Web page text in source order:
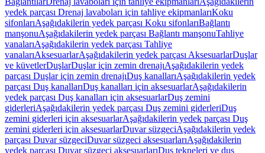
yedek parçası Drenaj lavaboları için tahliye ekipmanlarıKoku
sifonlarıAşağıdakilerin yedek parçası Koku sifonlarıBağlantı
manşonuAşağıdakilerin yedek parçası Bağlantı manşonuTahliye
vanalarıAşağıdakilerin yedek parçası Tahliye
vanalarıAksesuarlarAşağıdakilerin yedek parçası AksesuarlarDuşlar
ve küvetlerDuşlarDuşlar için zemin drenajıAşağıdakilerin yedek
parçası Duşlar için zemin drenajıDuş kanallarıAşağıdakilerin yedek
parçası Duş kanallarıDuş kanalları için aksesuarlarAşağıdakilerin
yedek parçası Duş kanalları için aksesuarlarDuş zemini
giderleriAşağıdakilerin yedek parçası Duş zemini giderleriDuş
zemini giderleri için aksesuarlarAşağıdakilerin yedek parçası Duş
zemini giderleri için aksesuarlarDuvar süzgeciAşağıdakilerin yedek
parçası Duvar süzgeciDuvar süzgeci aksesuarlarıAşağıdakilerin
yedek parçası Duvar süzgeci aksesuarlarıDuş tekneleri ve duş